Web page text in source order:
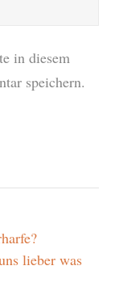
in diesem
speichern.
lieber was